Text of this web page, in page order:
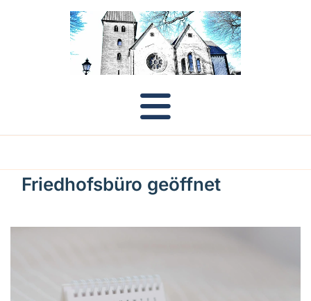
Friedhofsbüro geöffnet